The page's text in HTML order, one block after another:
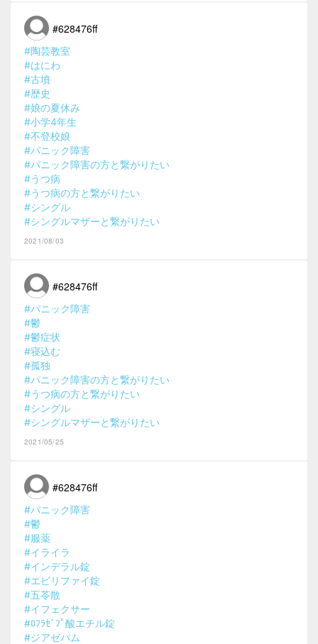
#628476ff
#陶芸教室
#はにわ
#古墳
#歴史
#娘の夏休み
#小学4年生
#不登校娘
#パニック障害
#パニック障害の方と繋がりたい
#うつ病
#うつ病の方と繋がりたい
#シングル
#シングルマザーと繋がりたい
2021/08/03
#628476ff
#パニック障害
#鬱
#鬱症状
#寝込む
#孤独
#パニック障害の方と繋がりたい
#うつ病の方と繋がりたい
#シングル
#シングルマザーと繋がりたい
2021/05/25
#628476ff
#パニック障害
#鬱
#服薬
#イライラ
#インデラル錠
#エビリファイ錠
#五苓散
#イフェクサー
#ﾛﾌﾗｾﾞﾌﾟ酸エチル錠
#ジアゼパム